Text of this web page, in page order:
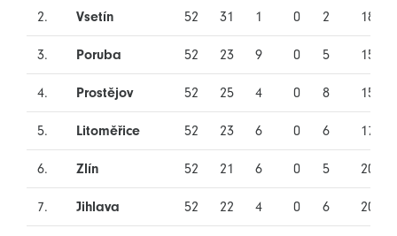
2. Vsetín 52 31 1 0 2 18
3. Poruba 52 23 9 0 5 15
4. Prostějov 52 25 4 0 8 15
5. Litoměřice 52 23 6 0 6 17
6. Zlín 52 21 6 0 5 20
7. Jihlava 52 22 4 0 6 20